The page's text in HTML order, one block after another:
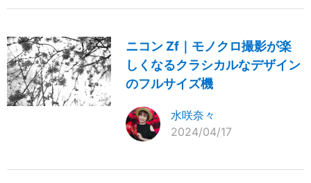
ニコン Zf｜モノクロ撮影が楽
しくなるクラシカルなデザイン
のフルサイズ機
水咲奈々
2024/04/17